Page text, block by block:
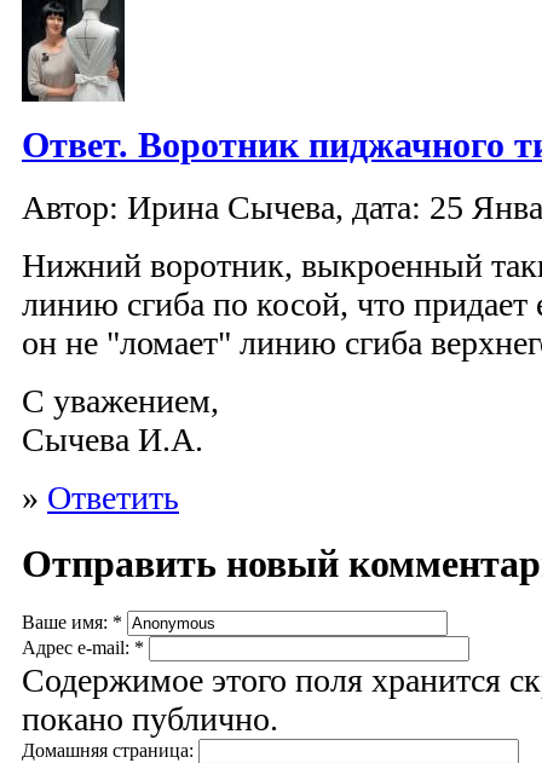
Ответ. Воротник пиджачного
Автор: Ирина Сычева, дата: 25
Нижний воротник, выкроенный
линию сгиба по косой, что придает
он не "ломает" линию сгиба
С уважением,
Сычева И.А.
» Ответить
Отправить новый
Ваше имя: *
Адрес e-mail: *
Содержимое этого поля хранится
покано публично.
Домашняя страница: